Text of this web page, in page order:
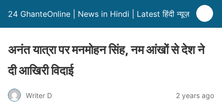
24 GhanteOnline | News in Hindi | Latest हिंदी न्यूज़
अनंत यात्रा पर मनमोहन सिंह, नम आंखों से देश ने
दी आखिरी विदाई
Writer D 2 years ago